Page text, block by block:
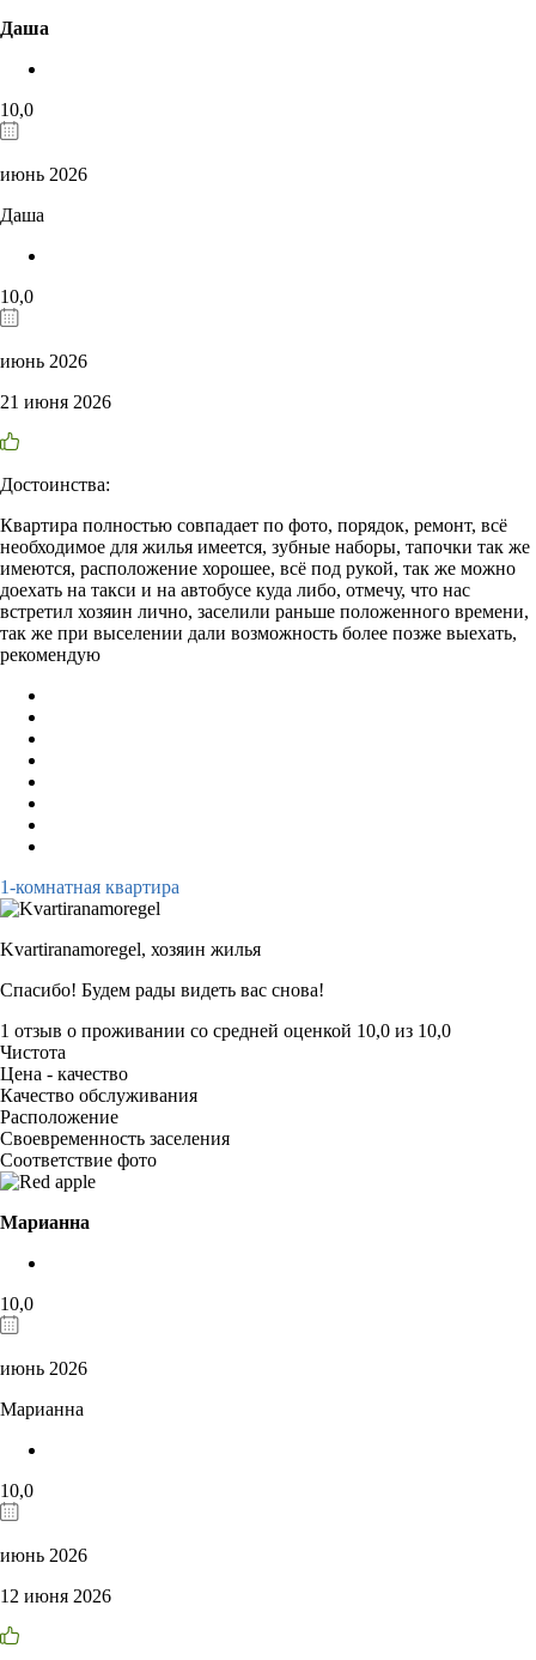
Даша
10,0
июнь 2026
Даша
10,0
июнь 2026
21 июня 2026
Достоинства:
Квартира полностью совпадает по фото, порядок, ремонт, всё
необходимое для жилья имеется, зубные наборы, тапочки так же
имеются, расположение хорошее, всё под рукой, так же можно
доехать на такси и на автобусе куда либо, отмечу, что нас
встретил хозяин лично, заселили раньше положенного времени,
так же при выселении дали возможность более позже выехать,
рекомендую
1-комнатная квартира
Kvartiranamoregel, хозяин жилья
Спасибо! Будем рады видеть вас снова!
1 отзыв о проживании со средней оценкой 10,0 из 10,0
Чистота
Цена - качество
Качество обслуживания
Расположение
Своевременность заселения
Соответствие фото
Марианна
10,0
июнь 2026
Марианна
10,0
июнь 2026
12 июня 2026